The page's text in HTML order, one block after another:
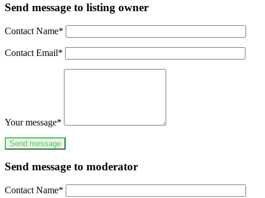
Send message to listing owner
Contact Name*
Contact Email*
Your message*
Send message to moderator
Contact Name*